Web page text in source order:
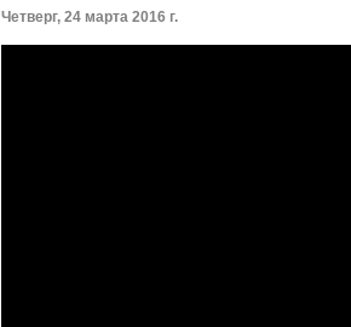
Четверг, 24 марта 2016 г.